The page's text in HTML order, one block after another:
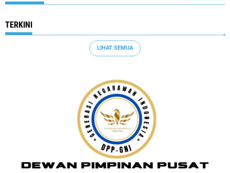
TERKINI
LIHAT SEMUA